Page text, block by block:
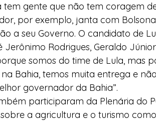
tem gente que não tem coragem
por exemplo, janta com
a seu Governo. O candidato de
Jerônimo Rodrigues, Geraldo
somos do time de Lula, mas
Bahia, temos muita entrega e
governador da Bahia”.
participaram da Plenária do
a agricultura e o turismo